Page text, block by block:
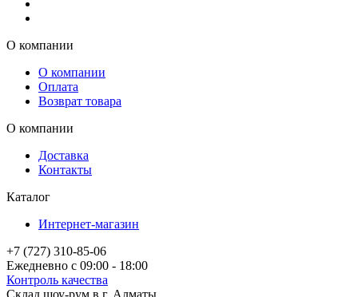
О компании
О компании
Оплата
Возврат товара
О компании
Доставка
Контакты
Каталог
Интернет-магазин
+7 (727) 310-85-06
Ежедневно с 09:00 - 18:00
Контроль качества